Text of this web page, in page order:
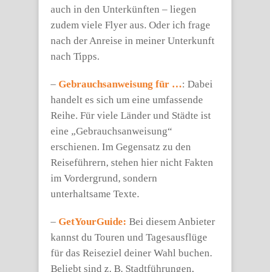
auch in den Unterkünften – liegen
zudem viele Flyer aus. Oder ich frage
nach der Anreise in meiner Unterkunft
nach Tipps.
– Gebrauchsanweisung für …: Dabei
handelt es sich um eine umfassende
Reihe. Für viele Länder und Städte ist
eine „Gebrauchsanweisung“
erschienen. Im Gegensatz zu den
Reiseführern, stehen hier nicht Fakten
im Vordergrund, sondern
unterhaltsame Texte.
– GetYourGuide: Bei diesem Anbieter
kannst du Touren und Tagesausflüge
für das Reiseziel deiner Wahl buchen.
Beliebt sind z. B. Stadtführungen,